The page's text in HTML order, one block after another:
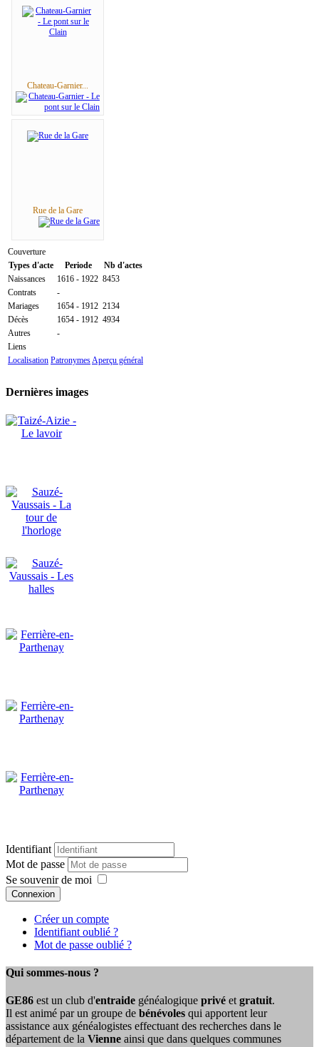
Chateau-Garnier...
Rue de la Gare
Couverture
Types d'acte
Periode
Nb d'actes
Naissances
1616 - 1922 8453
Contrats
-
Mariages
1654 - 1912 2134
Décès
1654 - 1912 4934
Autres
-
Liens
Localisation PatronymesAperçu général
Dernières images
Identifiant
Mot de passe
Se souvenir de moi
Connexion
Créer un compte
Identifiant oublié ?
Mot de passe oublié ?
Qui sommes-nous ?
GE86 est un club d'entraide généalogique privé et gratuit.
Il est animé par un groupe de bénévoles qui apportent leur
assistance aux généalogistes effectuant des recherches dans le
département de la Vienne ainsi que dans quelques communes